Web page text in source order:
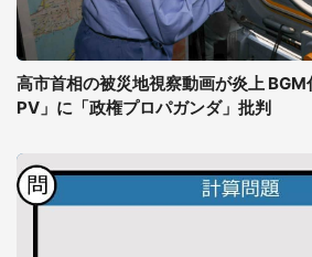
高市首相の被災地視察動画が炎上
PV」に「政権プロパガンダ」批判